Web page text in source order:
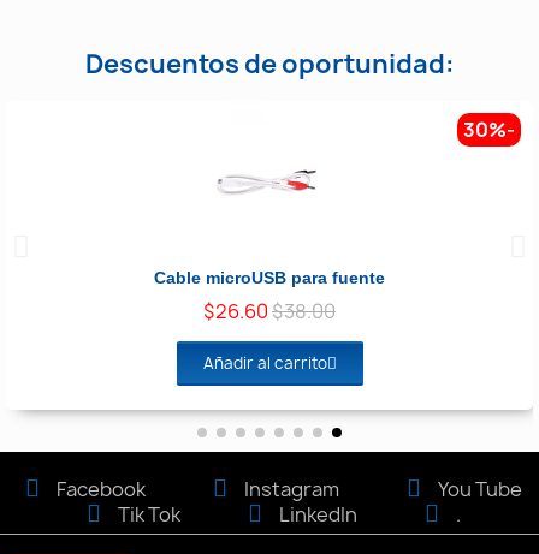
Descuentos de oportunidad:
Vista rápida
-30%
Cable microUSB para fuente
$38.00
$26.60
Añadir al carrito
Facebook Instagram
You Tube
Tik Tok
LinkedIn .